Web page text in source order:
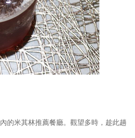
內的米其林推薦餐廳。觀望多時，趁此趟